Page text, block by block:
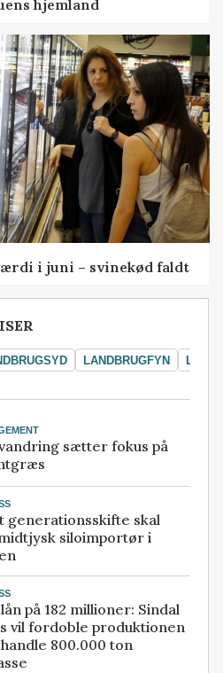
hjemland
i juni – svinekød faldt
LANDBRUGFYN
sætter fokus på
generationsskifte skal
siloimportør i
på 182 millioner: Sindal
vil fordoble produktionen
800.000 ton